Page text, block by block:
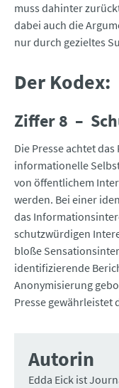
muss dahinter
dabei auch die
nur durch gezieltes
Der Kodex:
Ziffer 8 –
Die Presse achtet
informationelle
von öffentlichem
werden. Bei einer
das
schutzwürdigen
bloße
identifizierende
Anonymisierung
Presse gewährleistet
Autorin
Edda Eick ist